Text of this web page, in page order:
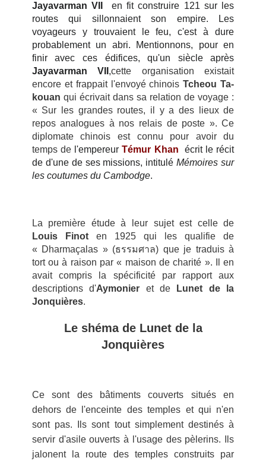
Jayavarman VII
en fit construire 121 sur les
routes qui sillonnaient son empire. Les
voyageurs y trouvaient le feu, c'est à dure
probablement un abri.
Mentionnons, pour en
finir avec ces édifices, qu'un siècle après
Jayavarman VII ,cette organisation existait
encore et frappait l'envoyé chinoisTcheou Ta-
kouan qui écrivait dans sa relation de voyage :
« Sur les grandes routes, il y a des lieux de
repos analogues à nos relais de poste ». Ce
diplomate chinois est connu pour avoir du
temps de l'empereurTémur Khan
écrit le récit
de d'une de ses missions, intituléMémoires sur
les coutumes du Cambodge.
La première étude à leur sujet est celle de
Louis Finoten 1925 qui les qualifie de
« Dharmaçalas » (ธรรมศาล) que je traduis à
tort ou à raison par « maison de charité ». Il en
avait compris la spécificité par rapport aux
descriptions d'Aymonier et de
Lunet de la
Jonquières.
Le shéma de Lunet de la
Jonquières
Ce sont des bâtiments couverts situés en
dehors de l'enceinte des temples et qui n'en
sont pas. Ils sont tout simplement destinés à
servir d'asile ouverts à l'usage des pèlerins. Ils
jalonent la route des temples construits par